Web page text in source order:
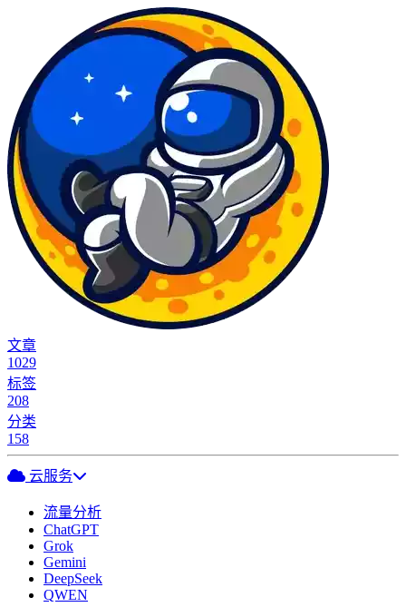
文章
1029
标签
208
分类
158
云服务
流量分析
ChatGPT
Grok
Gemini
DeepSeek
QWEN